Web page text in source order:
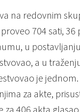
na redovnim
704 sati, 36
u
a u
je jednom.
za akte,
406 akta glasao